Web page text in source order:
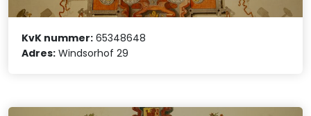
KvK nummer: 65348648
Adres: Windsorhof 29